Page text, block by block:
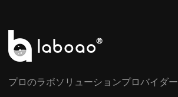
プロのラボソリューションプロバイダー